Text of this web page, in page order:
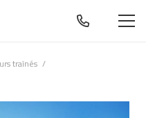
traînés /